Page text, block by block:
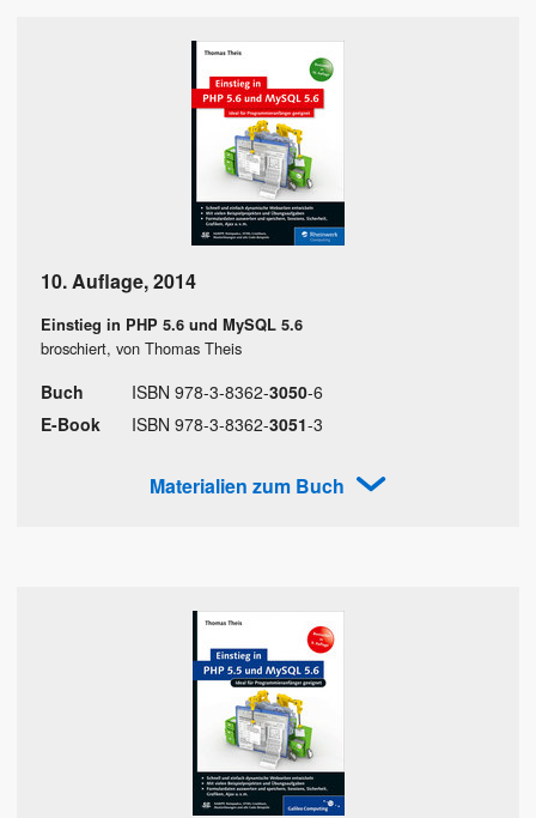
10. Auflage,2014
Einstieg in PHP 5.6 und MySQL 5.6
broschiert, von Thomas Theis
Buch ISBN 978-3-8362-3050-6
E-Book
ISBN 978-3-8362-3051-3
Materialien zum Buch